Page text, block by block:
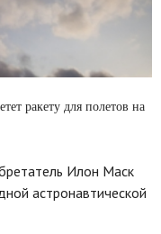
ракету для полетов на
Илон Маск
астронавтической